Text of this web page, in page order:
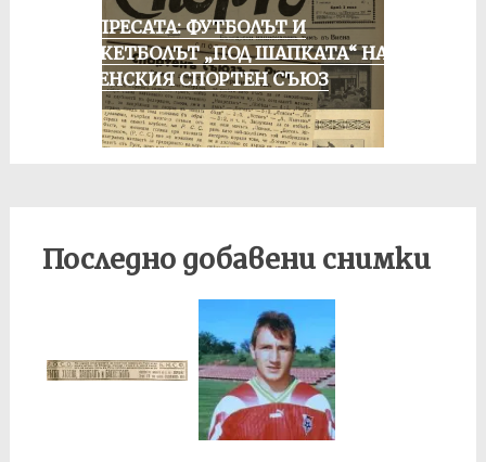
ОТ ПРЕСАТА: ФУТБОЛЪТ И
БАСКЕТБОЛЪТ „ПОД ШАПКАТА“ НА
РУСЕНСКИЯ СПОРТЕН СЪЮЗ
Последно добавени снимки